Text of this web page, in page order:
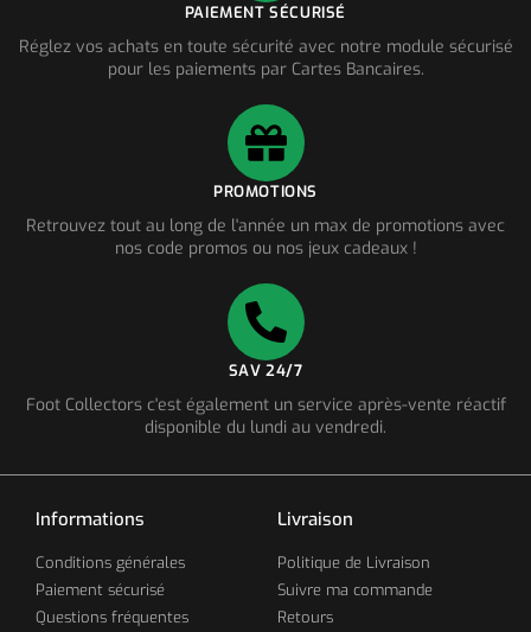
PAIEMENT SÉCURISÉ
Réglez vos achats en toute sécurité avec notre module sécurisé
pour les paiements par Cartes Bancaires.
PROMOTIONS
Retrouvez tout au long de l'année un max de promotions avec
nos code promos ou nos jeux cadeaux !
SAV 24/7
Foot Collectors c'est également un service après-vente réactif
disponible du lundi au vendredi.
Informations
Conditions générales
Paiement sécurisé
Questions fréquentes
Livraison
Politique de Livraison
Suivre ma commande
Retours